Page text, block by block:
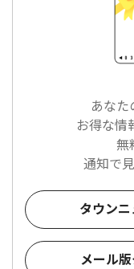
あなた
お得な情
無
通知で
タウン
メール